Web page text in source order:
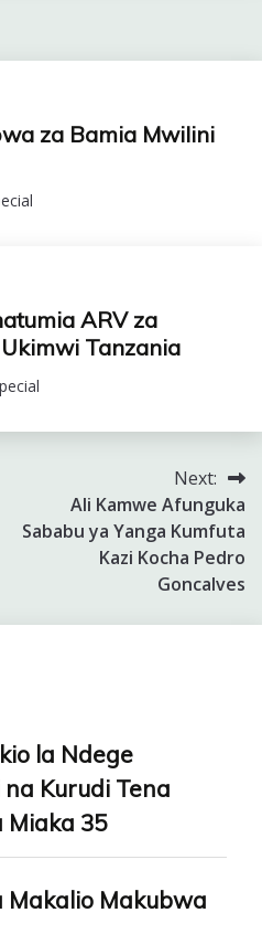
za Bamia Mwilini
ARV za
Tanzania
Next:
Ali Kamwe Afunguka
Sababu ya Yanga Kumfuta
Kazi Kocha Pedro
Goncalves
la Ndege
Kurudi Tena
Miaka 35
Makalio Makubwa